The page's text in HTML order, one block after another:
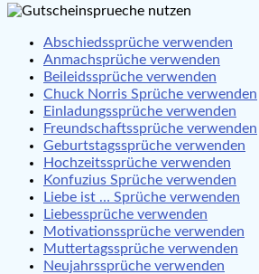
Abschiedssprüche verwenden
Anmachsprüche verwenden
Beileidssprüche verwenden
Chuck Norris Sprüche verwenden
Einladungssprüche verwenden
Freundschaftssprüche verwenden
Geburtstagssprüche verwenden
Hochzeitssprüche verwenden
Konfuzius Sprüche verwenden
Liebe ist … Sprüche verwenden
Liebessprüche verwenden
Motivationssprüche verwenden
Muttertagssprüche verwenden
Neujahrssprüche verwenden